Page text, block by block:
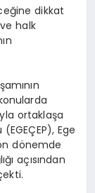
dikkat
halk
ortaklaşa
Ege
dönemde
açısından